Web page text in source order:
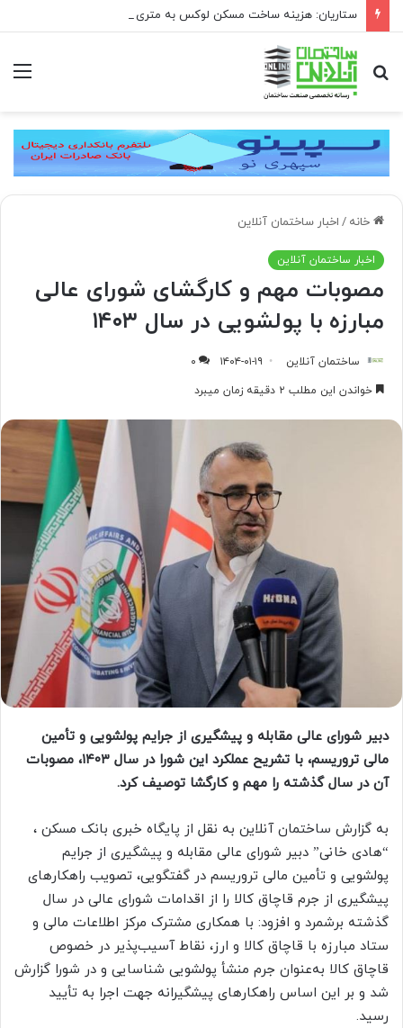
جستجو
برای
خانه / اخبار ساختمان آنلاین
اخبار ساختمان آنلاین
مصوبات مهم و کارگشای شورای عالی
مبارزه با پولشویی در سال ۱۴۰۳
ساختمان آنلاین ۱۴۰۴-۰۱-۱۹
۰
خواندن این مطلب ۲ دقیقه زمان میبرد
دبیر شورای عالی مقابله و پیشگیری از جرایم پولشویی و تأمین
مالی تروریسم، با تشریح عملکرد این شورا در سال ۱۴۰۳، مصوبات
آن در سال گذشته را مهم و کارگشا توصیف کرد.
به گزارش ساختمان آنلاین به نقل از پایگاه خبری بانک مسکن ،
“هادی خانی” دبیر شورای عالی مقابله و پیشگیری از جرایم
پولشویی و تأمین مالی تروریسم در گفتگویی، تصویب راهکارهای
پیشگیری از جرم قاچاق کالا را از اقدامات شورای عالی در سال
گذشته برشمرد و افزود: با همکاری مشترک مرکز اطلاعات مالی و
ستاد مبارزه با قاچاق کالا و ارز، نقاط آسیب‌پذیر در خصوص
قاچاق کالا به‌عنوان جرم منشأ پولشویی شناسایی و در شورا گزارش
شد و بر این اساس راهکارهای پیشگیرانه جهت اجرا به تأیید
رسید.